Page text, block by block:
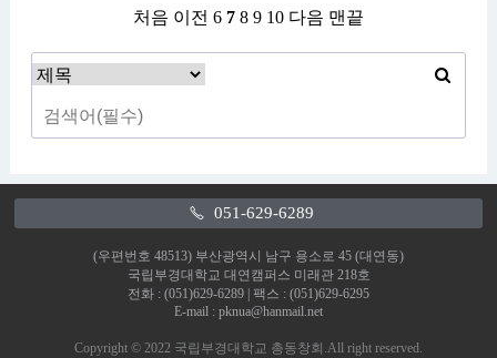
처음 이전 6 7 8 9 10 다음 맨끝
051-629-6289
(우편번호 48513) 부산광역시 남구 용소로 45 (대연동)
국립부경대학교 대연캠퍼스 미래관 218호
전화 : (051)629-6289 | 팩스 : (051)629-6295
E-mail : pknua@hanmail.net
Copyright © 2022 국립부경대학교 총동창회.All right reserved.